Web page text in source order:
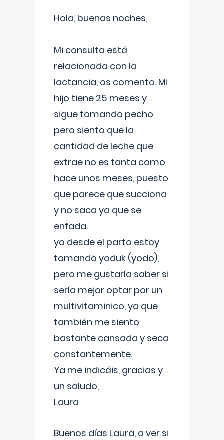
Hola, buenas noches,
Mi consulta está
relacionada con la
lactancia, os comento. Mi
hijo tiene 25 meses y
sigue tomando pecho
pero siento que la
cantidad de leche que
extrae no es tanta como
hace unos meses, puesto
que parece que succiona
y no saca ya que se
enfada.
yo desde el parto estoy
tomando yoduk (yodo),
pero me gustaría saber si
sería mejor optar por un
multivitaminico, ya que
también me siento
bastante cansada y seca
constantemente.
Ya me indicáis, gracias y
un saludo,
Laura
Buenos días Laura, a ver si